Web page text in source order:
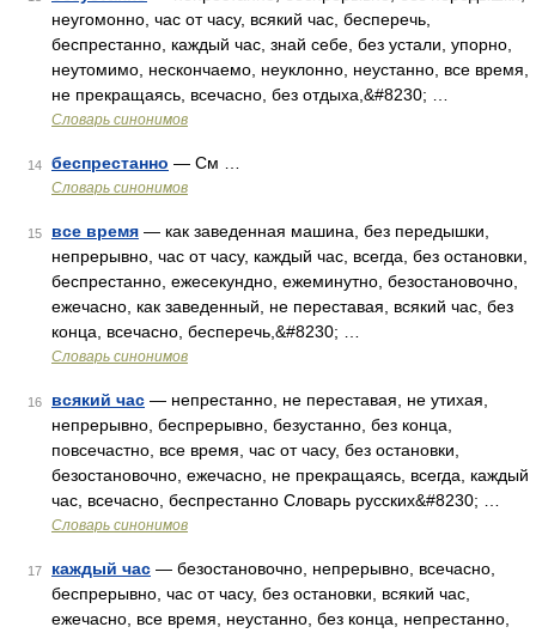
неугомонно, час от часу, всякий час, бесперечь,
беспрестанно, каждый час, знай себе, без устали, упорно,
неутомимо, нескончаемо, неуклонно, неустанно, все время,
не прекращаясь, всечасно, без отдыха,&#8230; …
Словарь синонимов
14 беспрестанно — См …
Словарь синонимов
15 все время — как заведенная машина, без передышки,
непрерывно, час от часу, каждый час, всегда, без остановки,
беспрестанно, ежесекундно, ежеминутно, безостановочно,
ежечасно, как заведенный, не переставая, всякий час, без
конца, всечасно, бесперечь,&#8230; …
Словарь синонимов
16 всякий час — непрестанно, не переставая, не утихая,
непрерывно, беспрерывно, безустанно, без конца,
повсечастно, все время, час от часу, без остановки,
безостановочно, ежечасно, не прекращаясь, всегда, каждый
час, всечасно, беспрестанно Словарь русских&#8230; …
Словарь синонимов
17 каждый час — безостановочно, непрерывно, всечасно,
беспрерывно, час от часу, без остановки, всякий час,
ежечасно, все время, неустанно, без конца, непрестанно,